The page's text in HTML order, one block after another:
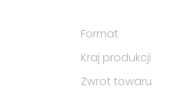
Format
Kraj produkcji
Zwrot towaru